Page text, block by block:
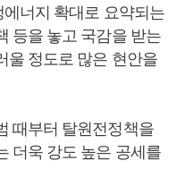
너지 확대로 요약되는
등을 놓고 국감을 받는
울 정도로 많은 현안을
때부터 탈원전정책을
더욱 강도 높은 공세를